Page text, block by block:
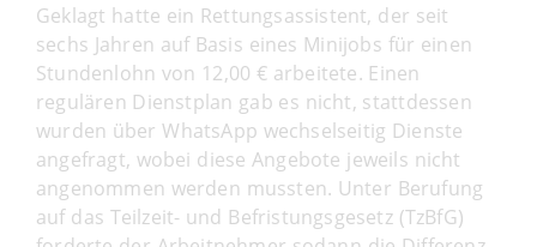
Geklagt hatte ein Rettungsassistent, der seit
sechs Jahren auf Basis eines Minijobs für einen
Stundenlohn von 12,00 € arbeitete. Einen
regulären Dienstplan gab es nicht, stattdessen
wurden über WhatsApp wechselseitig Dienste
angefragt, wobei diese Angebote jeweils nicht
angenommen werden mussten. Unter Berufung
auf das Teilzeit- und Befristungsgesetz (TzBfG)